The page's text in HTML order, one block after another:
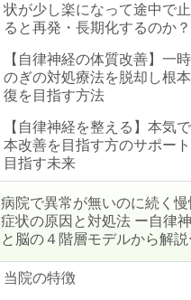
状が少し楽になって途中で
ると再発・長期化するのか？
【自律神経の体質改善】一
のぎの対処療法を脱却し根
復を目指す方法
【自律神経を整える】本気
本改善を目指す方のサポー
目指す未来
病院で異常が無いのに続く慢
症状の原因と対処法 ー自律
と脳の４階層モデルから解説
当院の特徴